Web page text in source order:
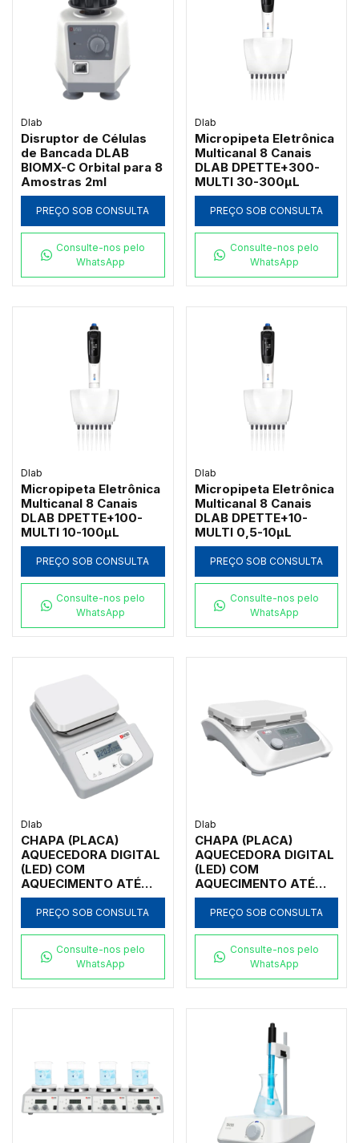
Dlab
Disruptor de Células
de Bancada DLAB
BIOMX-C Orbital para 8
Amostras 2ml
PREÇO SOB CONSULTA
Consulte-nos pelo
WhatsApp
Dlab
Micropipeta Eletrônica
Multicanal 8 Canais
DLAB DPETTE+300-
MULTI 30-300µL
PREÇO SOB CONSULTA
Consulte-nos pelo
WhatsApp
Dlab
Micropipeta Eletrônica
Multicanal 8 Canais
DLAB DPETTE+100-
MULTI 10-100µL
PREÇO SOB CONSULTA
Consulte-nos pelo
WhatsApp
Dlab
Micropipeta Eletrônica
Multicanal 8 Canais
DLAB DPETTE+10-
MULTI 0,5-10µL
PREÇO SOB CONSULTA
Consulte-nos pelo
WhatsApp
Dlab
CHAPA (PLACA)
AQUECEDORA DIGITAL
(LED) COM
AQUECIMENTO ATÉ
380°C, PLATAFORMA
SUPERIOR EM
ALUMÍNIO COBERTA
MEDINDO 140 X 140
MM, 220 VOLTS -
MODELO: HP380-PRO
PREÇO SOB CONSULTA
Consulte-nos pelo
WhatsApp
Dlab
CHAPA (PLACA)
AQUECEDORA DIGITAL
(LED) COM
AQUECIMENTO ATÉ
500°C, PLATAFORMA
SUPERIOR EM VIDRO
CERÂMICO MEDINDO
VOLTS - MODELO:
HP500-PRO
PREÇO SOB CONSULTA
Consulte-nos pelo
WhatsApp